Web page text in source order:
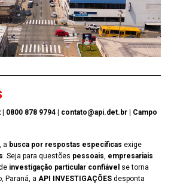
| 0800 878 9794 | contato@api.det.br | Campo
a busca por respostas específicas exige
. Seja para questões pessoais, empresariais
investigação particular confiável se torna
Paraná, a API INVESTIGAÇÕES desponta